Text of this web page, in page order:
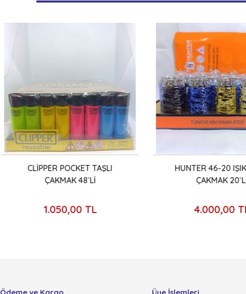
CLİPPER POCKET TAŞLI
ÇAKMAK 48`Lİ
1.050,00 TL
HUNTER 46-20
ÇAKMAK 20`Lİ
4.000,00